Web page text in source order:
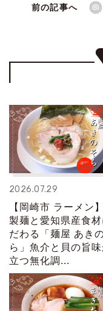
前の記事へ
2026.07.29
【岡崎市 ラーメン
製麺と愛知県産食材
だわる「麺屋 あき
ら」魚介と貝の旨
立つ無化調...